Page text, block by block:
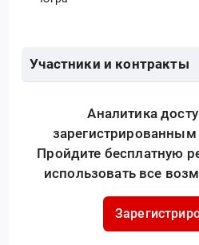
Участники и контракты
Аналитика
Пройдите бесплатную
использовать все